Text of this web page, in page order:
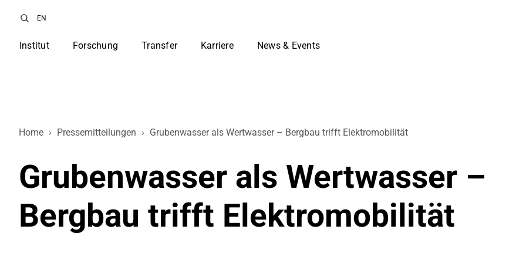
EN
Institut Forschung Transfer Karriere News & Events
Home › Pressemitteilungen › Grubenwasser als Wertwasser – Bergbau trifft Elektromobilität
Grubenwasser als Wertwasser –
Bergbau trifft Elektromobilität